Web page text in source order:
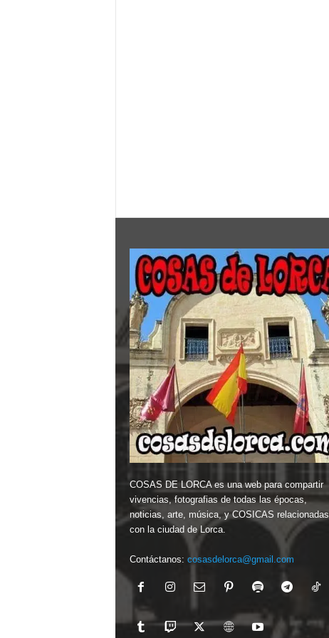
COSAS DE LORCA es una web para compartir
vivencias, fotografias de todas las épocas,
noticias, arte, música, y COSICAS relacionadas
con la ciudad de Lorca.
Contáctanos: cosasdelorca@gmail.com